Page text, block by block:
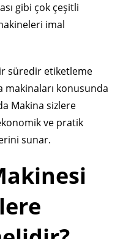
gibi çok çeşitli
imal
süredir etiketleme
makinaları konusunda
Makina sizlere
ve pratik
sunar.